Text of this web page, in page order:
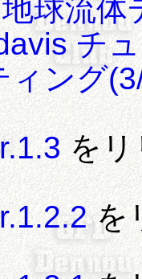
地球流体
チ
ィング
をリ
を